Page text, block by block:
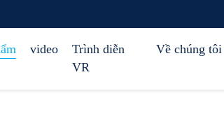
video
Trình diễn
VR
Về chúng tôi